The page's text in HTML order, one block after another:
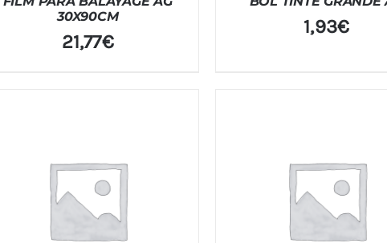
30X90CM
21,77€
1,93€